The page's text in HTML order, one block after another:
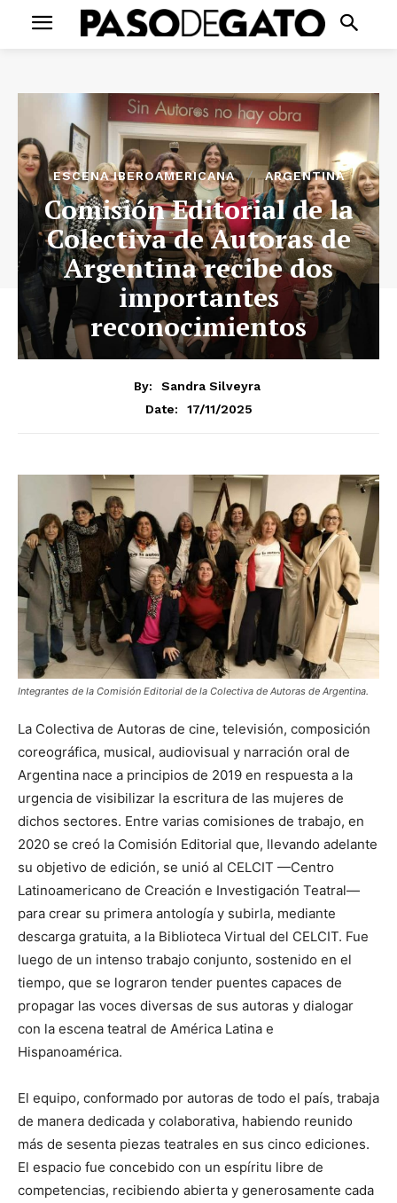
ESCENA IBEROAMERICANA ARGENTINA
Comisión Editorial de la
Colectiva de Autoras de
Argentina recibe dos
importantes
reconocimientos
By:
Sandra Silveyra
Date:
17/11/2025
Integrantes de la Comisión Editorial de la Colectiva de Autoras de Argentina.
La Colectiva de Autoras de cine, televisión, composición
coreográfica, musical, audiovisual y narración oral de
Argentina nace a principios de 2019 en respuesta a la
urgencia de visibilizar la escritura de las mujeres de
dichos sectores. Entre varias comisiones de trabajo, en
2020 se creó la Comisión Editorial que, llevando adelante
su objetivo de edición, se unió al CELCIT —Centro
Latinoamericano de Creación e Investigación Teatral—
para crear su primera antología y subirla, mediante
descarga gratuita, a la Biblioteca Virtual del CELCIT. Fue
luego de un intenso trabajo conjunto, sostenido en el
tiempo, que se lograron tender puentes capaces de
propagar las voces diversas de sus autoras y dialogar
con la escena teatral de América Latina e
Hispanoamérica.
El equipo, conformado por autoras de todo el país, trabaja
de manera dedicada y colaborativa, habiendo reunido
más de sesenta piezas teatrales en sus cinco ediciones.
El espacio fue concebido con un espíritu libre de
competencias, recibiendo abierta y generosamente cada